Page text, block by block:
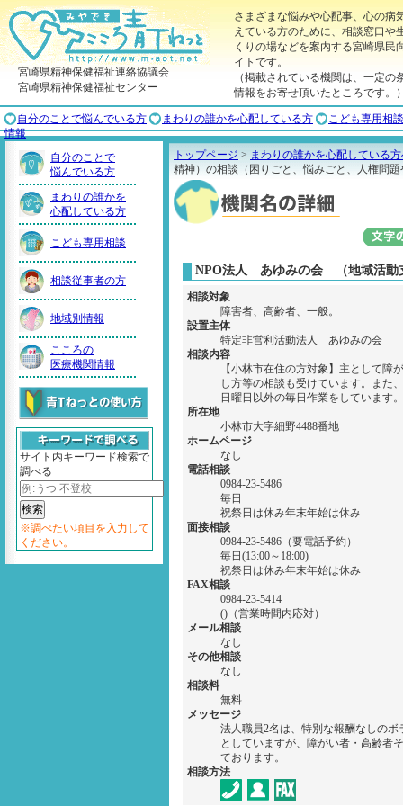
宮崎県精神保健福祉連絡協議会
宮崎県精神保健福祉センター
さまざまな悩みや心配事、心の病
えている方のために、相談窓口や
くりの場などを案内する宮崎県民
イトです。
（掲載されている機関は、一定の
情報をお寄せ頂いたところです。
自分のことで悩んでいる方 まわりの誰かを心配している方
こども専用相談
情報
自分のことで
悩んでいる方
まわりの誰かを
心配している方
こども専用相談
相談従事者の方
地域別情報
こころの
医療機関情報
サイト内キーワード検索で
調べる
※調べたい項目を入力して
ください。
トップページ > まわりの誰かを心配している
精神）の相談（困りごと、悩みごと、人権問
NPO法人 あゆみの会 （地域活動
相談対象
障害者、高齢者、一般。
設置主体
特定非営利活動法人 あゆみの会
相談内容
【小林市在住の方対象】主として障
し方等の相談も受けています。また
日曜日以外の毎日作業をしています
所在地
小林市大字細野4488番地
ホームページ
なし
電話相談
0984-23-5486
毎日
祝祭日は休み年末年始は休み
面接相談
0984-23-5486（要電話予約）
毎日(13:00～18:00)
祝祭日は休み年末年始は休み
FAX相談
0984-23-5414
()（営業時間内応対）
メール相談
なし
その他相談
なし
相談料
無料
メッセージ
法人職員2名は、特別な報酬なしの
としていますが、障がい者・高齢者
ております。
相談方法